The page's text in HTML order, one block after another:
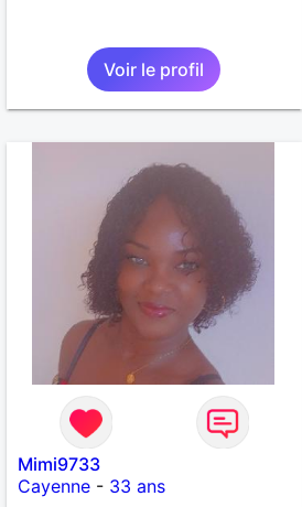
Voir le profil
Mimi9733
Cayenne- 33 ans